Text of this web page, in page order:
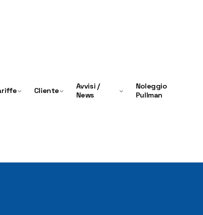
Cliente
Avvisi /
News
Noleggio
Pullman